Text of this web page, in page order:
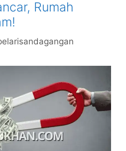
Rumah